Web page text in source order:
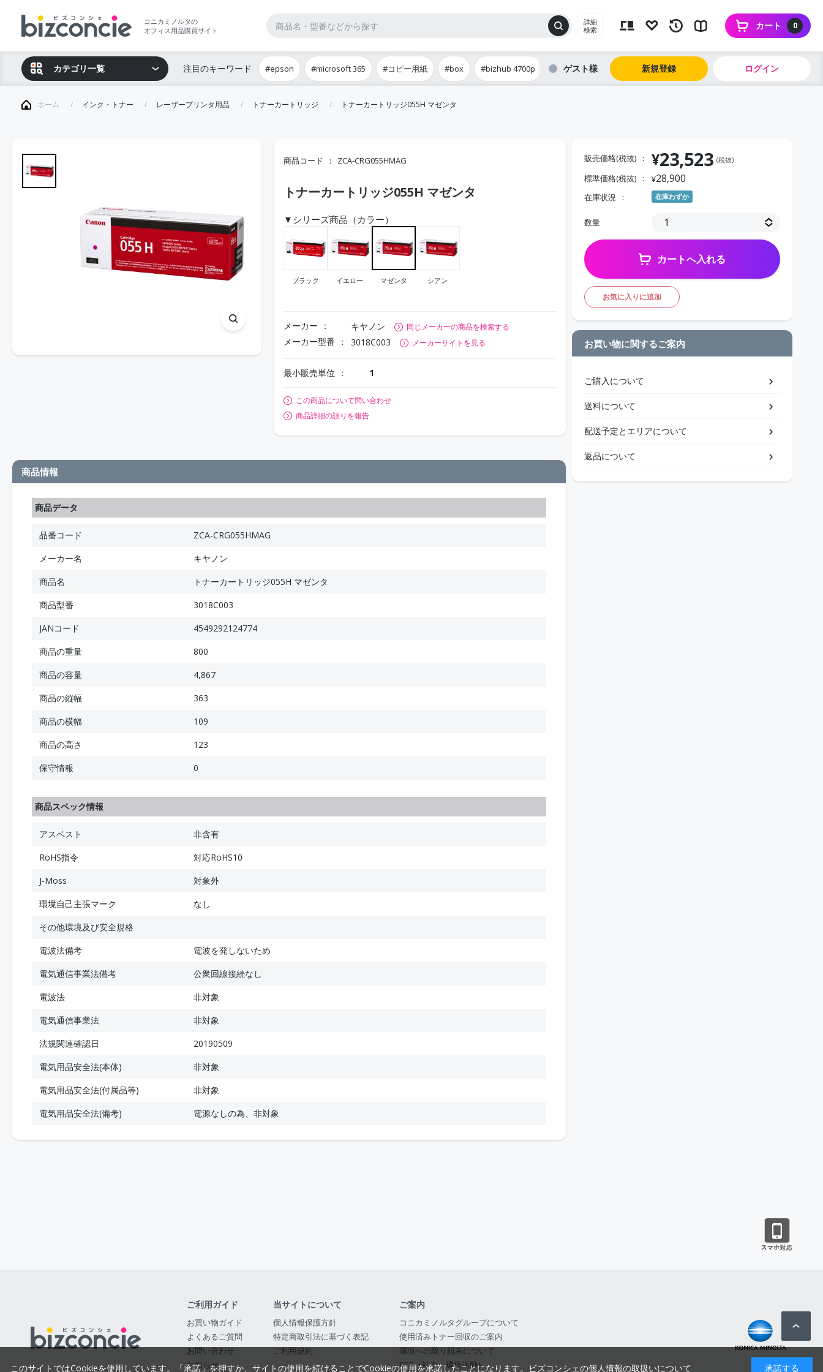
コニカミノルタの
オフィス用品購買サイト
詳細
検索
0
カート
カテゴリ一覧 注目のキーワード #epson #microsoft 365 #コピー用紙 #box #bizhub 4700p ゲスト 新規登録 ログイン
ホーム インク・トナー レーザープリンタ用品 トナーカートリッジ トナーカートリッジ055H マゼンタ
商品コード ZCA-CRG055HMAG
トナーカートリッジ055H マゼンタ
▼シリーズ商品（カラー）
ブラック イエロー マゼンタ シアン
メーカー キヤノン 同じメーカーの商品を検索する
メーカー型番 3018C003 メーカーサイトを見る
最小販売単位 1
この商品について問い合わせ
商品詳細の誤りを報告
商品情報
商品データ
品番コード
ZCA-CRG055HMAG
メーカー名
キヤノン
商品名
トナーカートリッジ055H マゼンタ
商品型番
3018C003
JANコード
4549292124774
商品の重量
800
商品の容量
4,867
商品の縦幅
363
商品の横幅
109
商品の高さ
123
保守情報
0
商品スペック情報
アスベスト
非含有
RoHS指令
対応RoHS10
J-Moss
対象外
環境自己主張マーク
なし
その他環境及び安全規格
電波法備考
電波を発しないため
電気通信事業法備考
公衆回線接続なし
電波法
非対象
電気通信事業法
非対象
法規関連確認日
20190509
電気用品安全法(本体)
非対象
電気用品安全法(付属品等)
非対象
電気用品安全法(備考)
電源なしの為、非対象
販売価格(税抜) ¥23,523 (税抜)
標準価格(税抜) ¥28,900
在庫状況 在庫わずか
数量
カートへ入れる
お気に入りに追加
お買い物に関するご案内
ご購入について
送料について
配送予定とエリアについて
返品について
ご利用ガイド
お買い物ガイド
よくあるご質問
お問い合わせ
お知らせ
当サイトについて
個人情報保護方針
特定商取引法に基づく表記
ご利用規約
ご案内
コニカミノルタグループについて
使用済みトナー回収のご案内
環境への取り組みについて
CSR（社会・環境活動）
このサイトではCookieを使用しています。「承諾」を押すか、サイトの使用を続けることでCookieの使用を承諾したことになります。 ビズコンシェの個人情報の取扱いについて 承諾する